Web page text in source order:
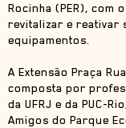
Rocinha (PER), com
revitalizar e reativar
equipamentos.
A Extensão Praça
composta por
da UFRJ e da PUC-
Amigos do Parque